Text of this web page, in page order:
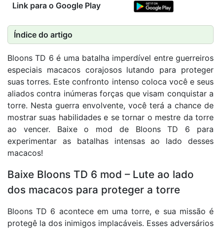
Link para o Google Play
Índice do artigo
Bloons TD 6 é uma batalha imperdível entre guerreiros
especiais macacos corajosos lutando para proteger
suas torres. Este confronto intenso coloca você e seus
aliados contra inúmeras forças que visam conquistar a
torre. Nesta guerra envolvente, você terá a chance de
mostrar suas habilidades e se tornar o mestre da torre
ao vencer. Baixe o mod de Bloons TD 6 para
experimentar as batalhas intensas ao lado desses
macacos!
Baixe Bloons TD 6 mod – Lute ao lado
dos macacos para proteger a torre
Bloons TD 6 acontece em uma torre, e sua missão é
protegê la dos inimigos implacáveis. Esses adversários